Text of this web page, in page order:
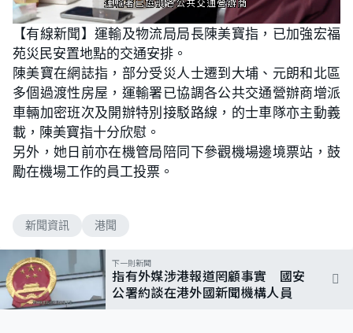
U
n
m
t
e
L
o
a
d
e
d
:
7
5
.
0
0
%
【有線新聞】運輸及物流局局長陳美寶指，已加強宏福
苑災民安置地點的交通安排。
陳美寶在網誌指，部分受災人士遷到大埔、元朗和北區
多個過渡性房屋，運輸署已協調各公共交通營辦商增派
車輛加密班次及開辦特別接駁路線，的士車隊亦主動義
載，陳美寶指十分欣慰。
另外，她日前亦在機管局陪同下參觀機場邊境票站，鼓
勵在機場工作的員工投票。
新聞資訊 港聞
下一則新聞
指有外媒涉港報道罔顧事實 國安
公署約談在港外國新聞機構人員